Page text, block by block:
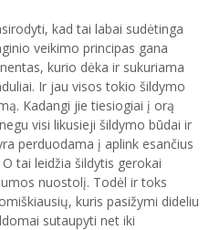
kad tai labai sudėtinga
veikimo principas gana
kurio dėka ir sukuriama
Ir jau visos tokio šildymo
Kadangi jie tiesiogiai į orą
visi likusieji šildymo būdai ir
perduodama į aplink esančius
tai leidžia šildytis gerokai
nuostolį. Todėl ir toks
kuris pasižymi dideliu
sutaupyti net iki